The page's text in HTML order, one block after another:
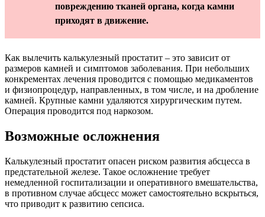
повреждению тканей органа, когда камни
приходят в движение.
Как вылечить калькулезный простатит – это зависит от
размеров камней и симптомов заболевания. При небольших
конкрементах лечения проводится с помощью медикаментов
и физиопроцедур, направленных, в том числе, и на дробление
камней. Крупные камни удаляются хирургическим путем.
Операция проводится под наркозом.
Возможные осложнения
Калькулезный простатит опасен риском развития абсцесса в
предстательной железе. Такое осложнение требует
немедленной госпитализации и оперативного вмешательства,
в противном случае абсцесс может самостоятельно вскрыться,
что приводит к развитию сепсиса.